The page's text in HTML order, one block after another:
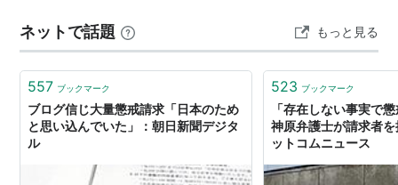
ペナルティです）の実態を冷静に紐解いてみると、少し
違った景色が見えてきます。今回は、弁理士の懲戒処分
に対する率直な疑問について書いてみたいと思いま…
ネットで話題 もっと見る
557 ブックマーク
ブログ信じ大量懲戒請求「日本のため
と思い込んでいた」：朝日新聞デジタ
ル
523 ブックマーク
「存在しない事実で
神原弁護士が請求者
ットコムニュース